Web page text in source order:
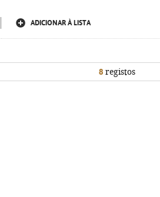
ADICIONAR À LISTA
8 registos